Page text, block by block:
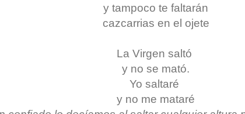
y tampoco te faltarán
cazcarrias en el ojete
La Virgen saltó
y no se mató.
Yo saltaré
y no me mataré